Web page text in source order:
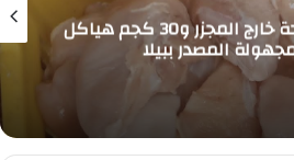
ضبط دواجن مذبوحة خارج المجزر و30 كجم هياكل
المصدر ببيلا